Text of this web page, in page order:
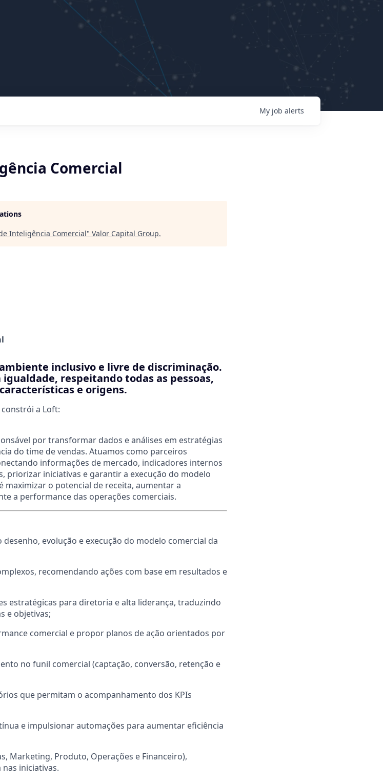
My job alerts
Comercial
Inteligência Comercial" Valor Capital Group.
inclusivo e livre de discriminação.
respeitando todas as pessoas,
e origens.
a Loft:
por transformar dados e análises em estratégias
do time de vendas. Atuamos como parceiros
informações de mercado, indicadores internos
priorizar iniciativas e garantir a execução do modelo
maximizar o potencial de receita, aumentar a
a performance das operações comerciais.
evolução e execução do modelo comercial da
recomendando ações com base em resultados e
estratégicas para diretoria e alta liderança, traduzindo
e objetivas;
comercial e propor planos de ação orientados por
no funil comercial (captação, conversão, retenção e
que permitam o acompanhamento dos KPIs
e impulsionar automações para aumentar eficiência
Marketing, Produto, Operações e Financeiro),
iniciativas.